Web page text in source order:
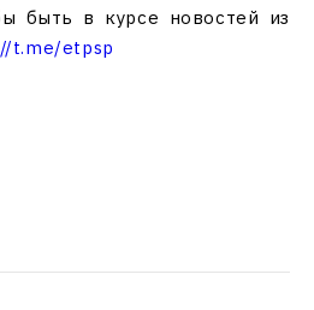
быть в курсе новостей из
t.me/etpsp